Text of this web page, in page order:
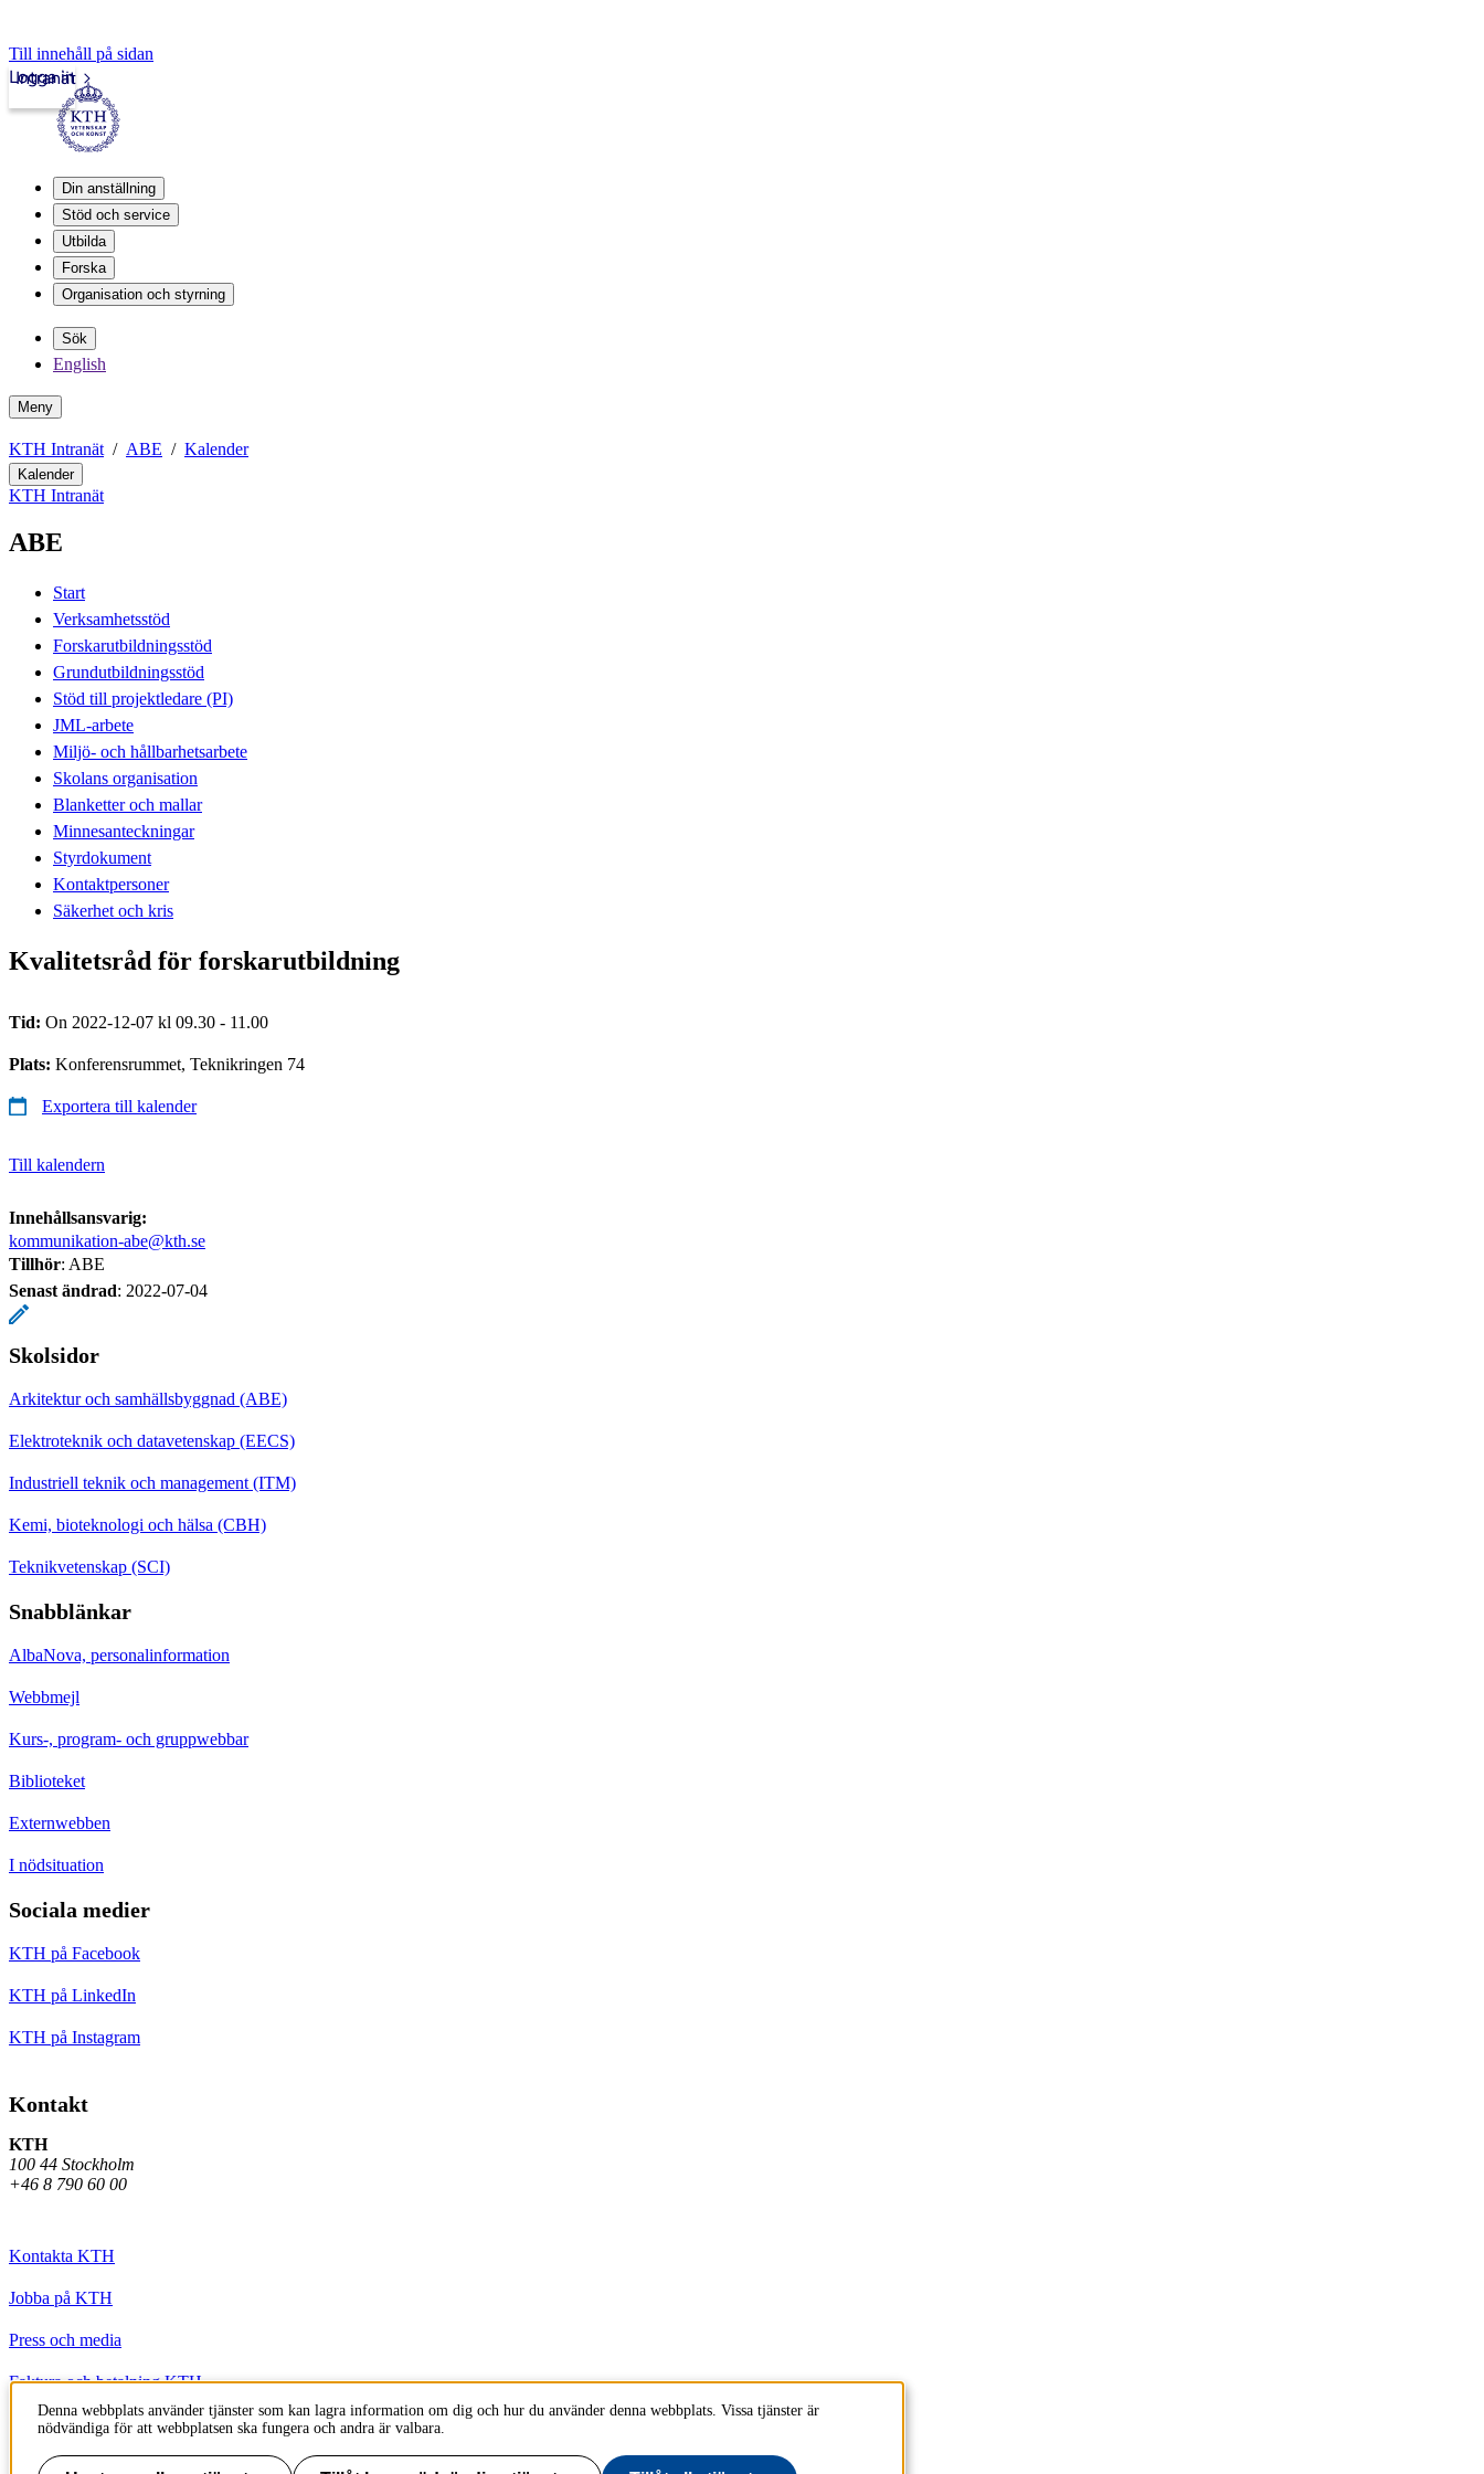
Till innehåll på sidan
Intranät
Logga in
Din anställning
Stöd och service
Utbilda
Forska
Organisation och styrning
Sök
English
Meny
KTH Intranät ABE Kalender
Kalender
KTH Intranät
ABE
Start
Verksamhetsstöd
Forskarutbildningsstöd
Grundutbildningsstöd
Stöd till projektledare (PI)
JML-arbete
Miljö- och hållbarhetsarbete
Skolans organisation
Blanketter och mallar
Minnesanteckningar
Styrdokument
Kontaktpersoner
Säkerhet och kris
Kvalitetsråd för forskarutbildning
Tid: On 2022-12-07 kl 09.30 - 11.00
Plats: Konferensrummet, Teknikringen 74
Exportera till kalender
Till kalendern
Innehållsansvarig:
kommunikation-abe@kth.se
Tillhör: ABE
Senast ändrad: 2022-07-04
Skolsidor
Arkitektur och samhällsbyggnad (ABE)
Elektroteknik och datavetenskap (EECS)
Industriell teknik och management (ITM)
Kemi, bioteknologi och hälsa (CBH)
Teknikvetenskap (SCI)
Snabblänkar
AlbaNova, personalinformation
Webbmejl
Kurs-, program- och gruppwebbar
Biblioteket
Externwebben
I nödsituation
Sociala medier
KTH på Facebook
KTH på LinkedIn
KTH på Instagram
Kontakt
KTH
100 44 Stockholm
+46 8 790 60 00
Kontakta KTH
Jobba på KTH
Press och media
Faktura och betalning KTH
Om KTH:s webbplatser
Tillgänglighetsredogörelse
Denna webbplats använder tjänster som kan lagra information om dig och hur du använder denna webbplats. Vissa tjänster är
nödvändiga för att webbplatsen ska fungera och andra är valbara.